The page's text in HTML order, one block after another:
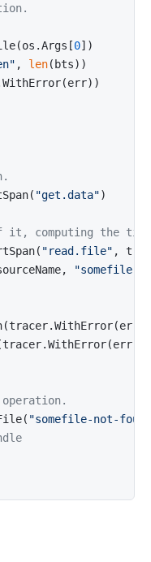
0])
, len(bts))
"get.data")
computing the
"read.file" ,
"somefile-
"somefile-not-